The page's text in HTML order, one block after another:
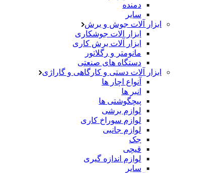
دمنده
سایر
ابزار آلات جوش و برش
ابزار الات جوشکاری
ابزار آلات برش کاری
مانومتر و رگلاتور
دستگاه های صنعتی
ابزار آلات دستی و کارگاهی و گاراژی
آنواع اچار ها
انبر ها
پیچگوشتی ها
لوازم برشی
لوازم سوراخ کاری
لوازم جانبی
جک
قیچی
لوازم اندازه گیری
سایر